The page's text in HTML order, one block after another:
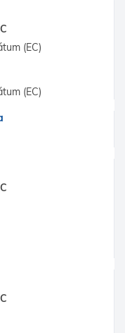
(EC)
(EC)